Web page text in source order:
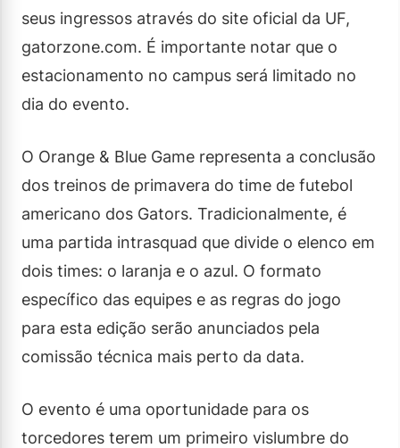
seus ingressos através do site oficial da UF,
gatorzone.com. É importante notar que o
estacionamento no campus será limitado no
dia do evento.
O Orange & Blue Game representa a conclusão
dos treinos de primavera do time de futebol
americano dos Gators. Tradicionalmente, é
uma partida intrasquad que divide o elenco em
dois times: o laranja e o azul. O formato
específico das equipes e as regras do jogo
para esta edição serão anunciados pela
comissão técnica mais perto da data.
O evento é uma oportunidade para os
torcedores terem um primeiro vislumbre do